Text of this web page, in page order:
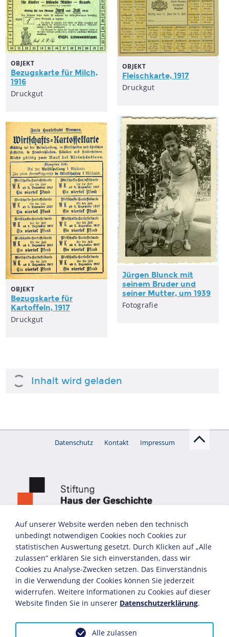
OBJEKT
Fleischkarte, 1917
Druckgut
OBJEKT
Bezugskarte für Milch,
1916
Druckgut
Jürgen Blunck mit
seinem Bruder und
seiner Mutter, um 1939
Fotografie
OBJEKT
Bezugskarte für
Kartoffeln, 1917
Druckgut
Inhalt wird geladen
Datenschutz Kontakt Impressum
Auf unserer Website werden neben den technisch
unbedingt notwendigen Cookies noch Cookies zur
statistischen Auswertung gesetzt. Durch Klicken auf „Alle
zulassen“ erklären Sie sich einverstanden, dass wir
Cookies zu Analyse-Zwecken setzen. Das Einverständnis
in die Verwendung der Cookies können Sie jederzeit
widerrufen. Weitere Informationen zu Cookies auf dieser
Website finden Sie in unserer Datenschutzerklärung.
Alle zulassen